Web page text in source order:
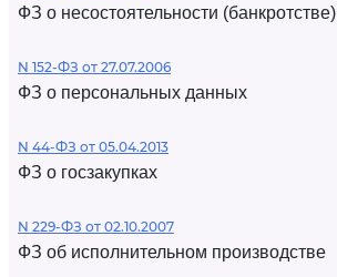
ФЗ о несостоятельности (банкротстве)
N 152-ФЗ от 27.07.2006
ФЗ о персональных данных
N 44-ФЗ от 05.04.2013
ФЗ о госзакупках
N 229-ФЗ от 02.10.2007
ФЗ об исполнительном производстве